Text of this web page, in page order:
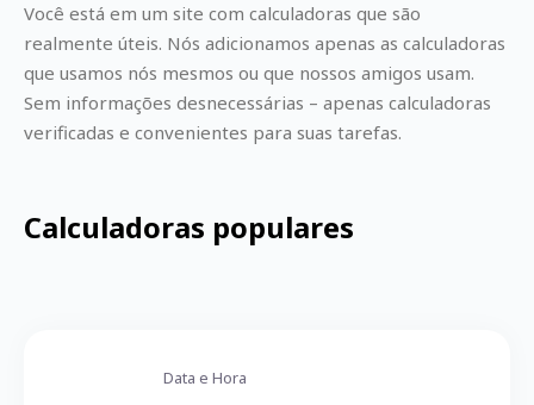
Você está em um site com calculadoras que são
realmente úteis. Nós adicionamos apenas as calculadoras
que usamos nós mesmos ou que nossos amigos usam.
Sem informações desnecessárias – apenas calculadoras
verificadas e convenientes para suas tarefas.
Calculadoras populares
Data e Hora